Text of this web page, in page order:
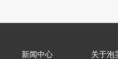
新闻中心 关于泡